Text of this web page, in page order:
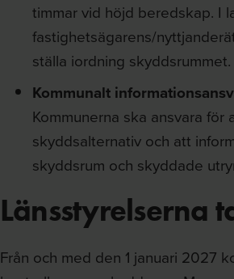
timmar vid höjd beredskap. I
fastighetsägarens/
ställa iordning skyddsrummet.
Kommunalt
Kommunerna ska ansvara
skyddsalternativ och att
skyddsrum och skyddade
Länsstyrelserna
Från och med den 1 januari 2027